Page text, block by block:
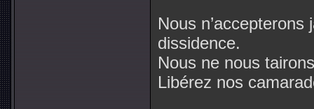
Nous
dissidence.
Nous ne nous
Libérez nos